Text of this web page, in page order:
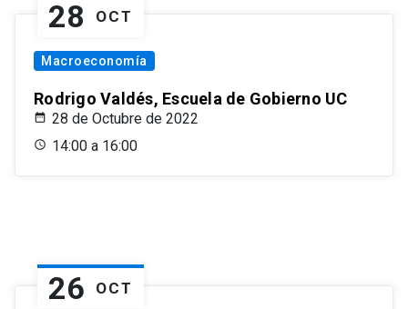
28 OCT
Macroeconomía
Rodrigo Valdés, Escuela de Gobierno UC
28 de Octubre de 2022
14:00 a 16:00
26 OCT